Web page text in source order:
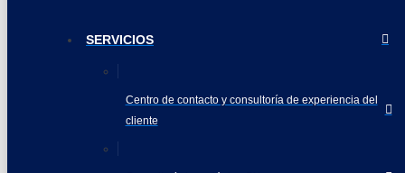
SERVICIOS
Centro de contacto y consultoría de experiencia del
cliente